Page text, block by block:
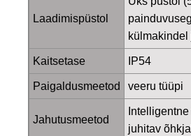
Laadimispüstol
Kaitsetase IP54
Paigaldusmeetod veeru tüüpi
Jahutusmeetod
juhitav